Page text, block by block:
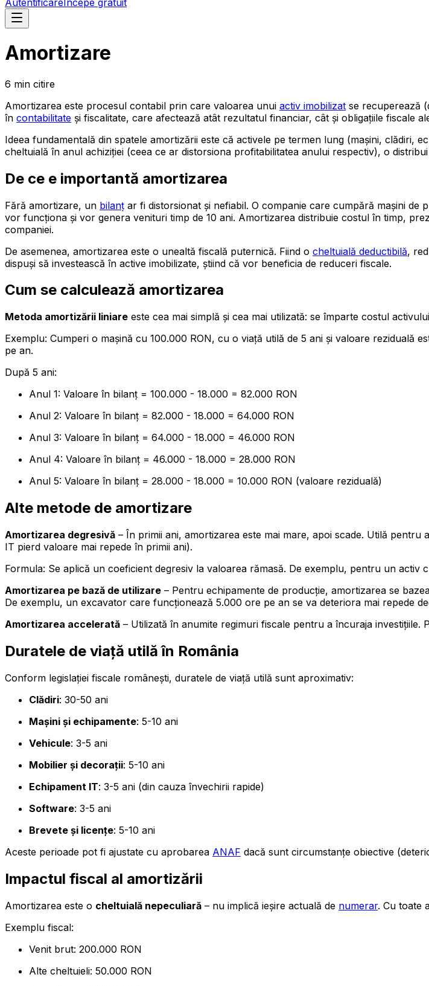
Amortizare
6 min citire
Amortizarea este procesul contabil prin care valoarea unui activ imobilizat se recuperează
în contabilitate și fiscalitate, care afectează atât rezultatul financiar, cât și obligațiile fiscale
Ideea fundamentală din spatele amortizării este că activele pe termen lung (mașini, clădiri,
cheltuială în anul achiziției (ceea ce ar distorsiona profitabilitatea anului respectiv), o
De ce e importantă amortizarea
Fără amortizare, un bilanț ar fi distorsionat și nefiabil. O companie care cumpără mașini
vor funcționa și vor genera venituri timp de 10 ani. Amortizarea distribuie costul în timp,
companiei.
De asemenea, amortizarea este o unealtă fiscală puternică. Fiind o cheltuială deductibilă,
dispuși să investească în active imobilizate, știind că vor beneficia de reduceri fiscale.
Cum se calculează amortizarea
Metoda amortizării liniare este cea mai simplă și cea mai utilizată: se împarte costul
Exemplu: Cumperi o mașină cu 100.000 RON, cu o viață utilă de 5 ani și valoare reziduală
pe an.
După 5 ani:
Anul 1: Valoare în bilanț = 100.000 - 18.000 = 82.000 RON
Anul 2: Valoare în bilanț = 82.000 - 18.000 = 64.000 RON
Anul 3: Valoare în bilanț = 64.000 - 18.000 = 46.000 RON
Anul 4: Valoare în bilanț = 46.000 - 18.000 = 28.000 RON
Anul 5: Valoare în bilanț = 28.000 - 18.000 = 10.000 RON (valoare reziduală)
Alte metode de amortizare
Amortizarea degresivă – În primii ani, amortizarea este mai mare, apoi scade. Utilă pentru
IT pierd valoare mai repede în primii ani).
Formula: Se aplică un coeficient degresiv la valoarea rămasă. De exemplu, pentru un
Amortizarea pe bază de utilizare – Pentru echipamente de producție, amortizarea se
De exemplu, un excavator care funcționează 5.000 ore pe an se va deteriora mai repede
Amortizarea accelerată – Utilizată în anumite regimuri fiscale pentru a încuraja investițiile.
Duratele de viață utilă în România
Conform legislației fiscale românești, duratele de viață utilă sunt aproximativ:
Clădiri: 30-50 ani
Mașini și echipamente: 5-10 ani
Vehicule: 3-5 ani
Mobilier și decorații: 5-10 ani
Echipament IT: 3-5 ani (din cauza învechirii rapide)
Software: 3-5 ani
Brevete și licențe: 5-10 ani
Aceste perioade pot fi ajustate cu aprobarea ANAF dacă sunt circumstanțe obiective
Impactul fiscal al amortizării
Amortizarea este o cheltuială nepeculiară – nu implică ieșire actuală de numerar. Cu toate
Exemplu fiscal:
Venit brut: 200.000 RON
Alte cheltuieli: 50.000 RON